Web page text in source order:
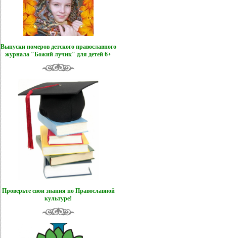
Выпуски номеров детского православного
журнала "Божий лучик" для детей 6+
Проверьте свои знания по Православной
культуре!